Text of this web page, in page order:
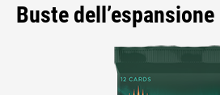
Buste dell’espansione